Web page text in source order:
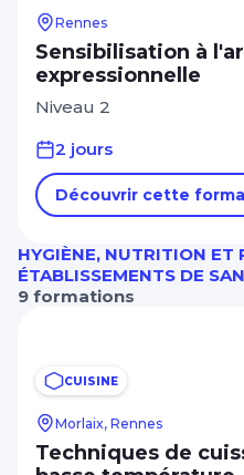
Rennes
Sensibilisation à
expressionnelle
Niveau 2
2 jours
Découvrir cette
HYGIÈNE, NUTRITION ET
ÉTABLISSEMENTS DE
9 formations
CUISINE
Morlaix, Rennes
Techniques de